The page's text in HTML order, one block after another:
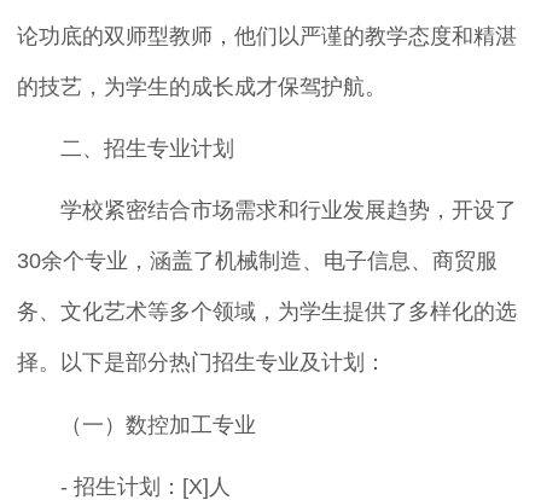
论功底的双师型教师，他们以严谨的教学态度和精湛
的技艺，为学生的成长成才保驾护航。
二、招生专业计划
学校紧密结合市场需求和行业发展趋势，开设了
30余个专业，涵盖了机械制造、电子信息、商贸服
务、文化艺术等多个领域，为学生提供了多样化的选
择。以下是部分热门招生专业及计划：
（一）数控加工专业
- 招生计划：[X]人